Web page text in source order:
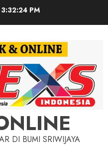
3:32:26 PM
DI BUMI SRIWIJAYA